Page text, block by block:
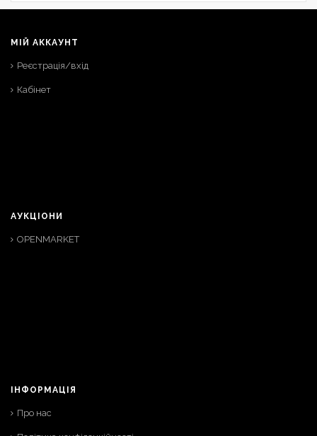
МІЙ АККАУНТ
Реєстрація/вхід
Кабінет
АУКЦІОНИ
OPENMARKET
ІНФОРМАЦІЯ
Про нас